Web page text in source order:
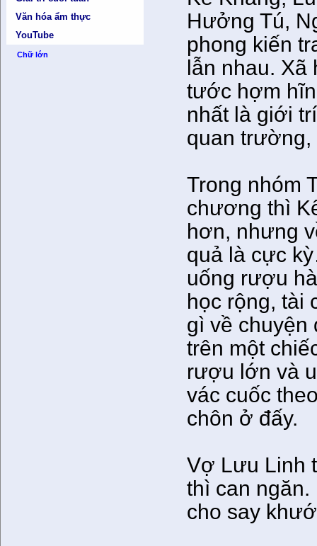
Văn hóa ẩm thực
YouTube
Chữ lớn
Hưởng Tú,
phong kiến
lẫn nhau.
tước hợm
nhất là giới
quan
Trong nhóm
chương thì
hơn, nhưng
quả là cực
uống rượu
học rộng, tài
gì về
trên một
rượu lớn và
vác cuốc
chôn ở đấy.
Vợ Lưu Linh
thì can
cho say